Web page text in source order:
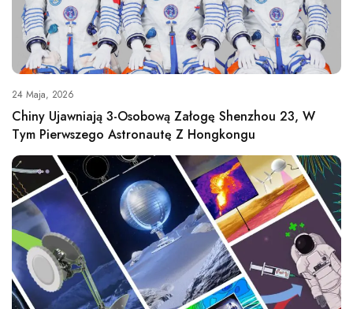
24 Maja, 2026
Chiny Ujawniają 3-Osobową Załogę Shenzhou 23, W
Tym Pierwszego Astronautę Z Hongkongu